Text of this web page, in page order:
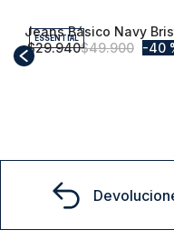
ESSENTIAL